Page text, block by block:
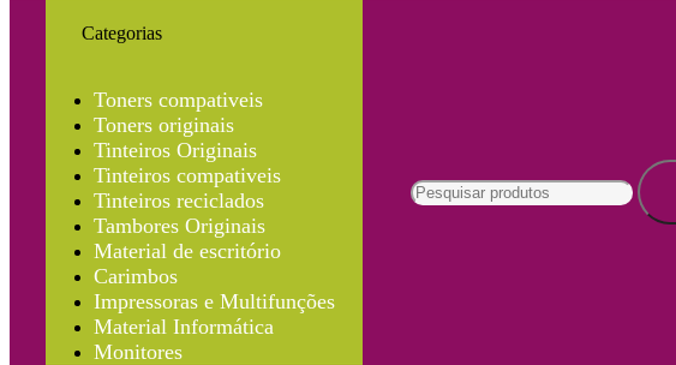
Categorias
Toners compativeis
Toners originais
Tinteiros Originais
Tinteiros compativeis
Tinteiros reciclados
Tambores Originais
Material de escritório
Carimbos
Impressoras e Multifunções
Material Informática
Monitores